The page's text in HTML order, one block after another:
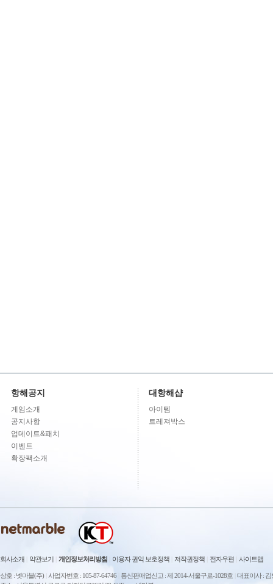
항해공지
게임소개
공지사항
업데이트&패치
이벤트
확장팩소개
대항해샵
아이템
트레져박스
회사소개 약관보기 개인정보처리방침 이용자 권익 보호정책 저작권정책 전자우편 사이트맵
상호 : 넷마블(주) 사업자번호 : 105-87-64746 통신판매업신고 : 제 2014-서울구로-1028호 대표이사 : 김